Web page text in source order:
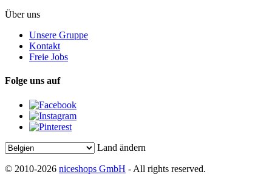
Über uns
Unsere Gruppe
Kontakt
Freie Jobs
Folge uns auf
Land ändern
© 2010-2026 niceshops GmbH - All rights reserved.